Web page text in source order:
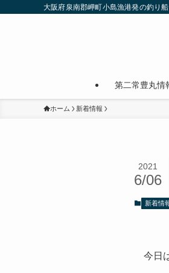
大阪府泉南郡岬町小島漁港発の釣り
第二常豊丸情
ホーム 新着情報
2021
6/06
新着情
今日